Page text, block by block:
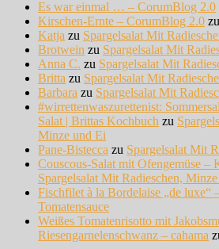
Es war einmal … – CorumBlog 2.0
Kirschen-Ernte – CorumBlog 2.0 zu
Katja zu Spargelsalat Mit
Brotwein zu Spargelsalat Mit
Anna C. zu Spargelsalat Mit
Britta zu Spargelsalat Mit
Barbara zu Spargelsalat Mit
#wirrettenwaszurettenist:
Salat | Brittas Kochbuch zu
Minze und Ei
Pane-Bistecca zu Spargelsalat Mit
Couscous-Salat mit Ofengemüse –
Spargelsalat Mit Radieschen,
Fischfilet à la Bordelaise „de luxe“
Tomatensauce
Weißes Tomatenrisotto mit
Riesengarnelenschwanz – cahama